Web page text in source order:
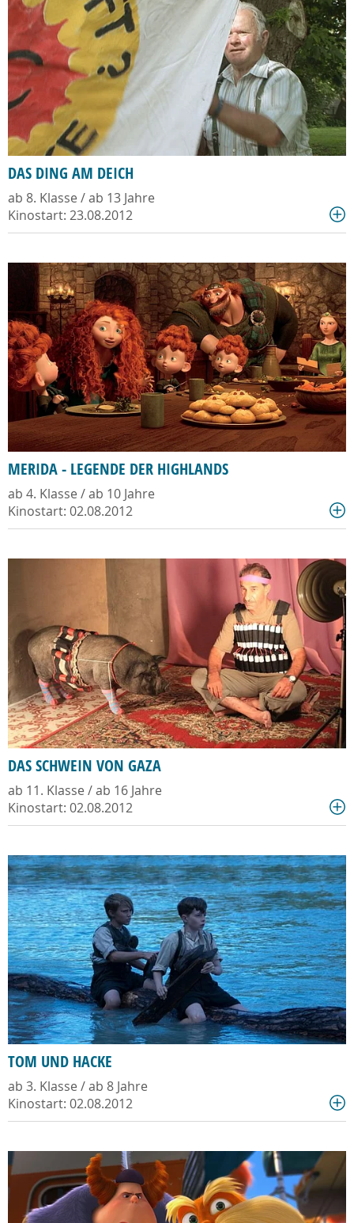
DAS DING AM DEICH
ab 8. Klasse / ab 13 Jahre
Kinostart: 23.08.2012
MERIDA - LEGENDE DER HIGHLANDS
ab 4. Klasse / ab 10 Jahre
Kinostart: 02.08.2012
DAS SCHWEIN VON GAZA
ab 11. Klasse / ab 16 Jahre
Kinostart: 02.08.2012
TOM UND HACKE
ab 3. Klasse / ab 8 Jahre
Kinostart: 02.08.2012